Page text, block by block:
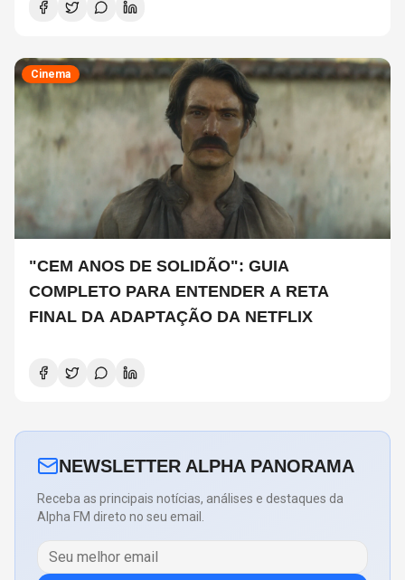
Cinema
"CEM ANOS DE SOLIDÃO": GUIA
COMPLETO PARA ENTENDER A RETA
FINAL DA ADAPTAÇÃO DA NETFLIX
NEWSLETTER ALPHA PANORAMA
Receba as principais notícias, análises e destaques da
Alpha FM direto no seu email.